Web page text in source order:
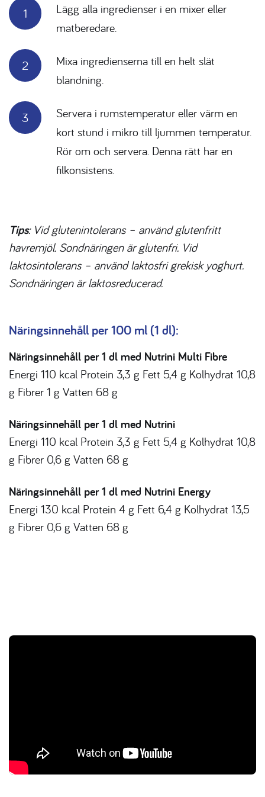
Lägg alla ingredienser i en mixer eller
matberedare.
Mixa ingredienserna till en helt slät
blandning.
Servera i rumstemperatur eller värm en
kort stund i mikro till ljummen temperatur.
Rör om och servera. Denna rätt har en
filkonsistens.
Tips: Vid glutenintolerans – använd glutenfritt
havremjöl. Sondnäringen är glutenfri. Vid
laktosintolerans – använd laktosfri grekisk yoghurt.
Sondnäringen är laktosreducerad.
Näringsinnehåll per 100 ml (1 dl):
Näringsinnehåll per 1 dl med Nutrini Multi Fibre
Energi 110 kcal Protein 3,3 g Fett 5,4 g Kolhydrat 10,8
g Fibrer 1 g Vatten 68 g
Näringsinnehåll per 1 dl med Nutrini
Energi 110 kcal Protein 3,3 g Fett 5,4 g Kolhydrat 10,8
g Fibrer 0,6 g Vatten 68 g
Näringsinnehåll per 1 dl med Nutrini Energy
Energi 130 kcal Protein 4 g Fett 6,4 g Kolhydrat 13,5
g Fibrer 0,6 g Vatten 68 g